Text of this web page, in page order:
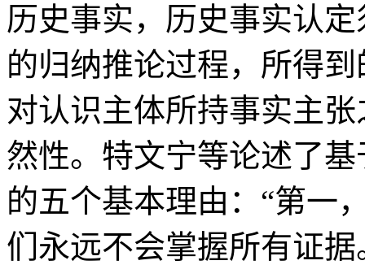
历史事实，历史事实认
的归纳推论过程，所得
对认识主体所持事实主
然性。特文宁等论述了
的五个基本理由：“第一
们永远不会掌握所有证